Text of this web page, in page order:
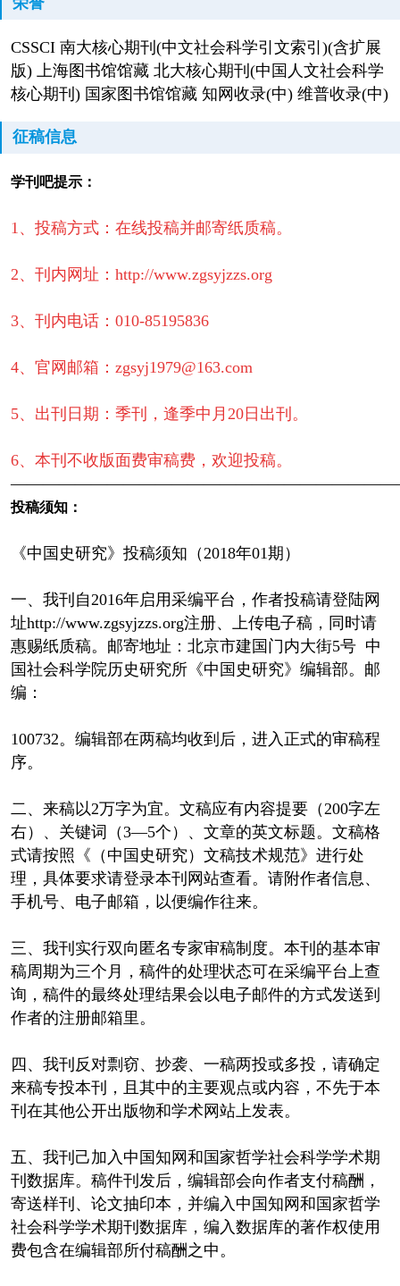
CSSCI 南大核心期刊(中文社会科学引文索引)(含扩展
版) 上海图书馆馆藏 北大核心期刊(中国人文社会科学
核心期刊) 国家图书馆馆藏 知网收录(中) 维普收录(中)
征稿信息
学刊吧提示：
1、投稿方式：在线投稿并邮寄纸质稿。
2、刊内网址：http://www.zgsyjzzs.org
3、刊内电话：010-85195836
4、官网邮箱：zgsyj1979@163.com
5、出刊日期：季刊，逢季中月20日出刊。
6、本刊不收版面费审稿费，欢迎投稿。
投稿须知：
《中国史研究》投稿须知（2018年01期）
一、我刊自2016年启用采编平台，作者投稿请登陆网
址http://www.zgsyjzzs.org注册、上传电子稿，同时请
惠赐纸质稿。邮寄地址：北京市建国门内大街5号 中
国社会科学院历史研究所《中国史研究》编辑部。邮
编：
100732。编辑部在两稿均收到后，进入正式的审稿程
序。
二、来稿以2万字为宜。文稿应有内容提要（200字左
右）、关键词（3—5个）、文章的英文标题。文稿格
式请按照《（中国史研究）文稿技术规范》进行处
理，具体要求请登录本刊网站查看。请附作者信息、
手机号、电子邮箱，以便编作往来。
三、我刊实行双向匿名专家审稿制度。本刊的基本审
稿周期为三个月，稿件的处理状态可在采编平台上查
询，稿件的最终处理结果会以电子邮件的方式发送到
作者的注册邮箱里。
四、我刊反对剽窃、抄袭、一稿两投或多投，请确定
来稿专投本刊，且其中的主要观点或内容，不先于本
刊在其他公开出版物和学术网站上发表。
五、我刊己加入中国知网和国家哲学社会科学学术期
刊数据库。稿件刊发后，编辑部会向作者支付稿酬，
寄送样刊、论文抽印本，并编入中国知网和国家哲学
社会科学学术期刊数据库，编入数据库的著作权使用
费包含在编辑部所付稿酬之中。